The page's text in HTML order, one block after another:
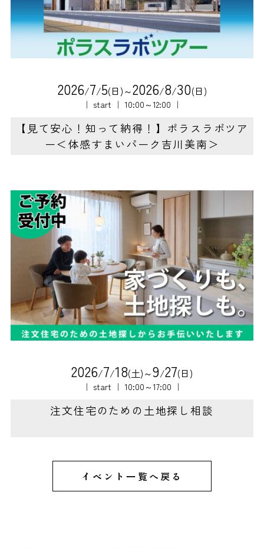
2026/7/5(日)～2026/8/30(日)
｜ start ｜ 10:00～12:00 ｜
【見て安心！知って納得！】ポラスラボツア
ー＜体感すまいパーク吉川美南＞
2026/7/18(土)～9/27(日)
｜ start ｜ 10:00～17:00 ｜
注文住宅のための土地探し相談
イベント一覧へ戻る